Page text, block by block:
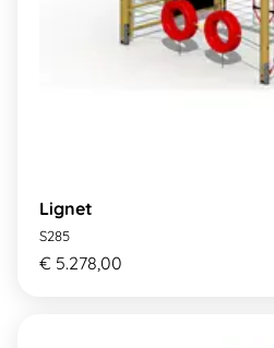
Lignet
S285
€ 5.278,00